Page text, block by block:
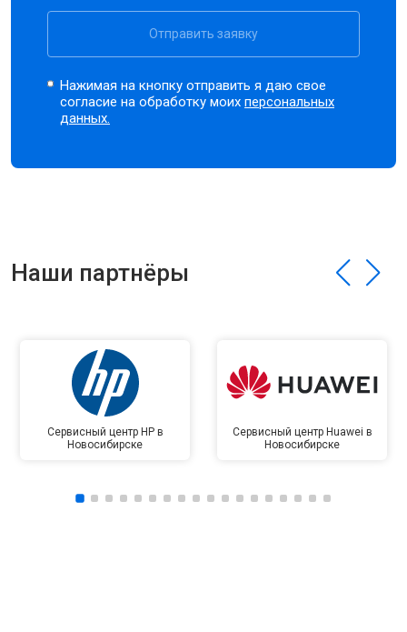
Отправить заявку
Нажимая на кнопку отправить я даю свое
согласие на обработку моихперсональных
данных.
Наши партнёры
Сервисный центр HP в
Новосибирске
Сервисный центр Huawei в
Новосибирске